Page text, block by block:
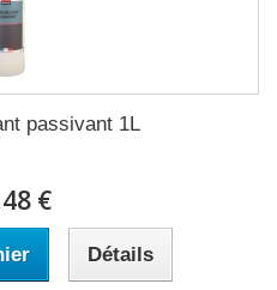
passivant 1L
€
Détails